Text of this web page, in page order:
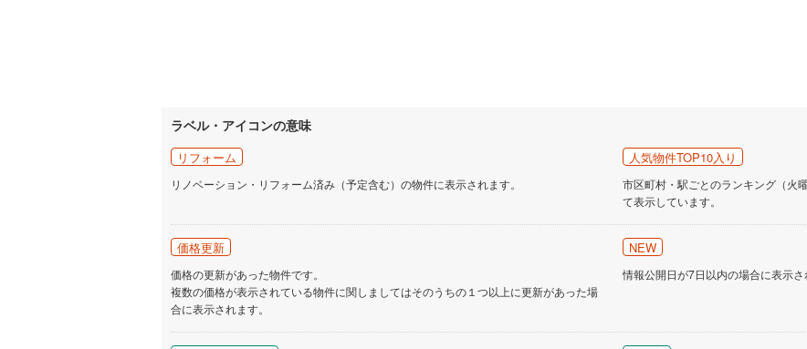
ラベル・アイコンの意味
リフォーム
リノベーション・リフォーム済み（予定含む）の物件に表示されます。
人気物件TOP10入り
市区町村・駅ごとのランキング（火
て表示しています。
価格更新
価格の更新があった物件です。
複数の価格が表示されている物件に関しましてはそのうちの１つ以上に更新があった場
合に表示されます。
NEW
情報公開日が7日以内の場合に表示さ